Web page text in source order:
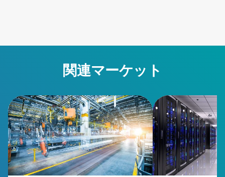
関連マーケット